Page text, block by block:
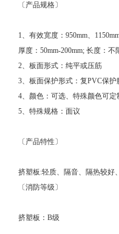
〔产品规格〕
1、有效宽度：950mm、
厚度：50mm-200mm; 长度：不
2、板面形式：纯平或压筋
3、板面保护形式：复PVC保护
4、颜色：可选、特殊颜色可定
5、特殊规格：面议
〔产品特性〕
挤塑板:轻质、隔音、隔热较好
〔消防等级〕
挤塑板：B级